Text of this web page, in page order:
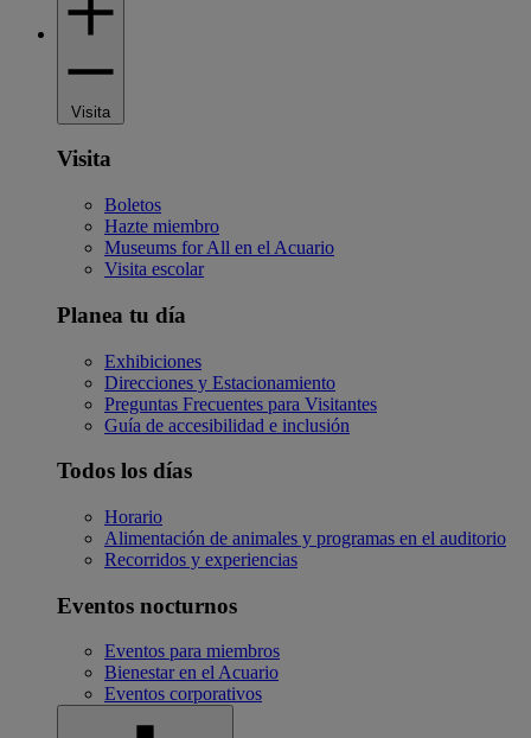
Visita
Visita
Boletos
Hazte miembro
Museums for All en el Acuario
Visita escolar
Planea tu día
Exhibiciones
Direcciones y Estacionamiento
Preguntas Frecuentes para Visitantes
Guía de accesibilidad e inclusión
Todos los días
Horario
Alimentación de animales y programas en el auditorio
Recorridos y experiencias
Eventos nocturnos
Eventos para miembros
Bienestar en el Acuario
Eventos corporativos